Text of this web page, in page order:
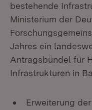
bestehende
Ministerium der
Jahres ein
Antragsbündel für
Infrastrukturen in
Erweiterung